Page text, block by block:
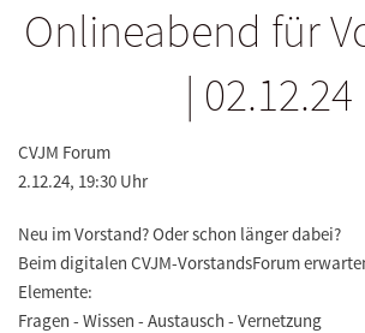
Onlineabend für
| 02.12.24
CVJM Forum
2.12.24, 19:30 Uhr
Neu im Vorstand? Oder schon länger dabei?
Beim digitalen CVJM-VorstandsForum
Elemente:
Fragen - Wissen - Austausch - Vernetzung